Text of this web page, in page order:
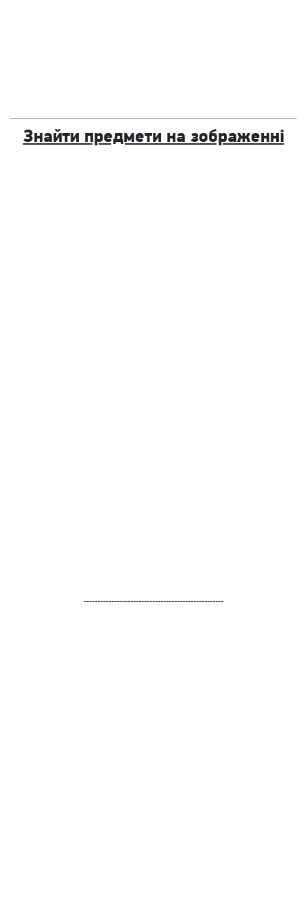
Знайти предмети на зображенні
---------------------------------------------------